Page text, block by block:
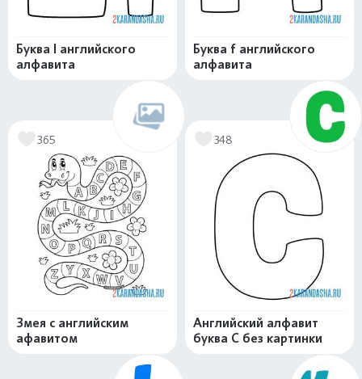
Буква l английского
алфавита
Буква f английского
алфавита
365
Змея с английским
афавитом
348
Английский алфавит
буква C без картинки